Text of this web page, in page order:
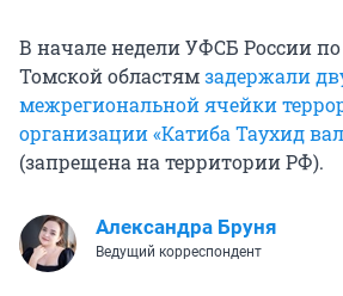
В начале недели УФСБ России
Томской областямзадержали
межрегиональной ячейки
организации «Катиба Таухид
(запрещена на территории РФ).
Александра Бруня
Ведущий корреспондент